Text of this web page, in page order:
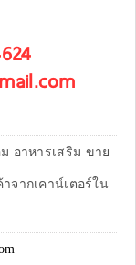
อาหารเสริม ขาย
จากเคาน์เตอร์ใน